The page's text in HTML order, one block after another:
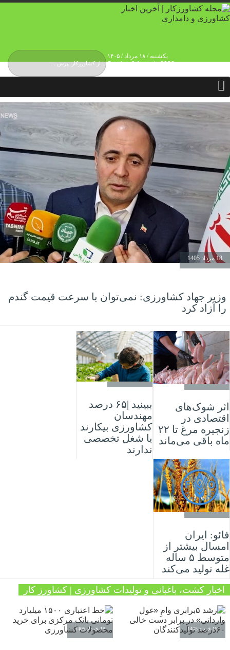
یکشنبه / ۱۸ مرداد / ۱۴۰۵
Sunday, 9 August , 2026
18 مرداد 1405
وزیر جهاد کشاورزی: نمی‌توان با سرعت قیمت گندم
را آزاد کرد
17 مرداد 1405
اثر شوک‌های
اقتصادی در
زنجیره مرغ تا ۲۲
ماه باقی می‌ماند
17 مرداد 1405
ببینید |۶۵ درصد
مهندسان
کشاورزی بیکارند
یا شغل تخصصی
ندارند
17 مرداد 1405
فائو: ایران
امسال بیشتر از
متوسط ۵ ساله
غله تولید می‌کند
اخبار کشت، باغبانی و تولیدات کشاورزی | کشاورز کار
19 خرداد 1405 19 خرداد 1405